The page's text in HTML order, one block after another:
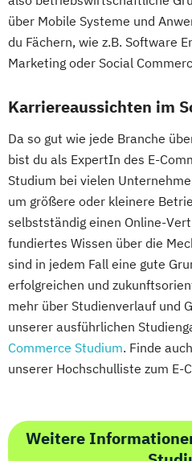
über Mobile Systeme und
du Fächern, wie z.B. Software
Marketing oder Social
Karriereaussichten im
Da so gut wie jede Branche
bist du als ExpertIn des E-
Studium bei vielen
um größere oder kleinere
selbstständig einen Online-
fundiertes Wissen über die
sind in jedem Fall eine gute
erfolgreichen und
mehr über Studienverlauf und
unserer ausführlichen
Commerce Studium. Finde
unserer Hochschulliste zum E-
Weitere